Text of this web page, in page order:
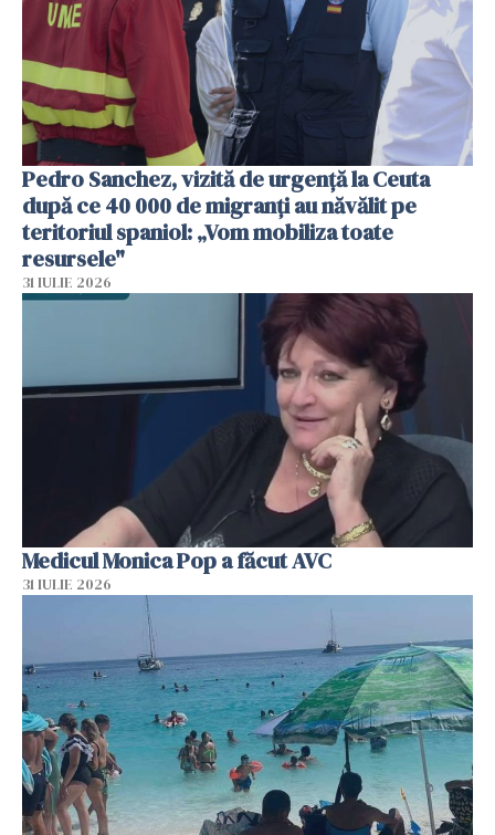
Pedro Sanchez, vizită de urgență la Ceuta
după ce 40 000 de migranți au năvălit pe
teritoriul spaniol: „Vom mobiliza toate
resursele"
31 IULIE 2026
Medicul Monica Pop a făcut AVC
31 IULIE 2026